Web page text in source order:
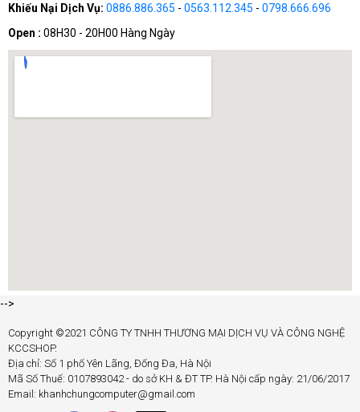
Khiếu Nại Dịch Vụ: 0886.886.365 - 0563.112.345 - 0798.666.696
Open : 08H30 - 20H00 Hàng Ngày
-->
Copyright ©2021 CÔNG TY TNHH THƯƠNG MẠI DỊCH VỤ VÀ CÔNG NGHỆ
KCCSHOP.
Địa chỉ: Số 1 phố Yên Lãng, Đống Đa, Hà Nội
Mã Số Thuế: 0107893042 - do sở KH & ĐT TP. Hà Nội cấp ngày: 21/06/2017
Email: khanhchungcomputer@gmail.com